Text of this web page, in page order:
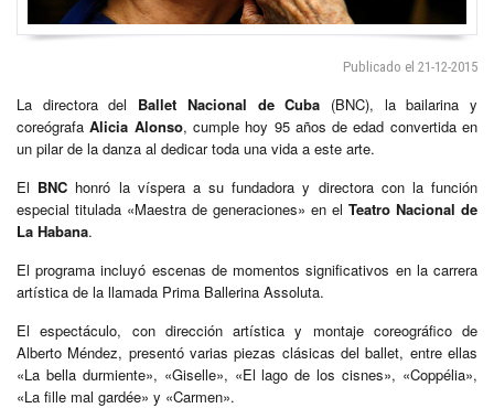
Publicado el 21-12-2015
La directora del Ballet Nacional de Cuba (BNC), la bailarina y
coreógrafaAlicia Alonso, cumple hoy 95 años de edad convertida en
un pilar de la danza al dedicar toda una vida a este arte.
El BNC honró la víspera a su fundadora y directora con la función
especial titulada «Maestra de generaciones» en el Teatro Nacional de
La Habana.
El programa incluyó escenas de momentos significativos en la carrera
artística de la llamada Prima Ballerina Assoluta.
El espectáculo, con dirección artística y montaje coreográfico de
Alberto Méndez, presentó varias piezas clásicas del ballet, entre ellas
«La bella durmiente», «Giselle», «El lago de los cisnes», «Coppélia»,
«La fille mal gardée» y «Carmen».